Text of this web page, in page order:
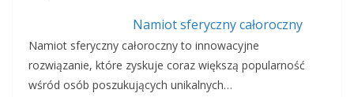
Namiot sferyczny całoroczny
Namiot sferyczny całoroczny to innowacyjne
rozwiązanie, które zyskuje coraz większą popularność
wśród osób poszukujących unikalnych…